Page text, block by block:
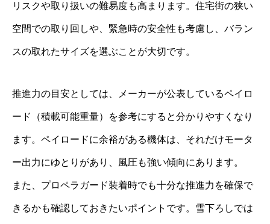
リスクや取り扱いの難易度も高まります。住宅街の狭い
空間での取り回しや、緊急時の安全性も考慮し、バラン
スの取れたサイズを選ぶことが大切です。
推進力の目安としては、メーカーが公表しているペイロ
ード（積載可能重量）を参考にすると分かりやすくなり
ます。ペイロードに余裕がある機体は、それだけモータ
ー出力にゆとりがあり、風圧も強い傾向にあります。
また、プロペラガード装着時でも十分な推進力を確保で
きるかも確認しておきたいポイントです。雪下ろしでは